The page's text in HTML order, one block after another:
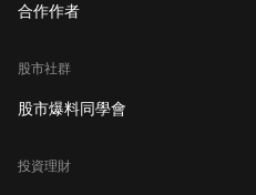
合作作者
股市社群
股市爆料同學會
投資理財